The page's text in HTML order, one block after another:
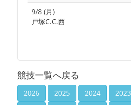
9/8 (月)
戸塚C.C.西
競技一覧へ戻る
2026 2025 2024 2023